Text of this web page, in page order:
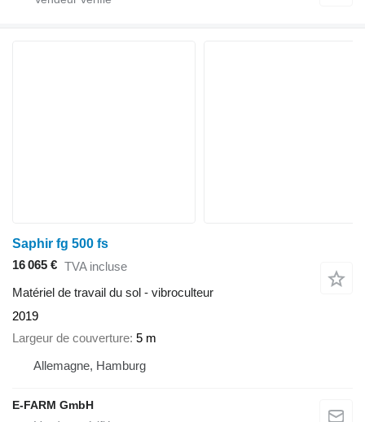
Saphir fg 500 fs
16 065 € TVA incluse
Matériel de travail du sol - vibroculteur
2019
Largeur de couverture 5 m
Allemagne, Hamburg
E-FARM GmbH